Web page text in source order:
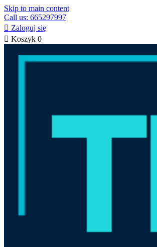
Skip to main content
Call us: 665297997
 Zaloguj się
 Koszyk 0